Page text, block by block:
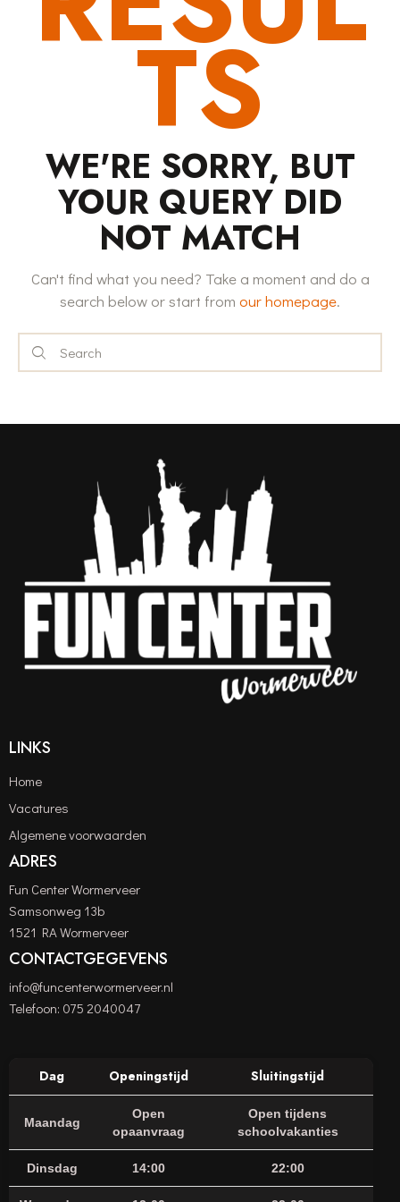
TS
WE'RE SORRY, BUT
YOUR QUERY DID
NOT MATCH
Can't find what you need? Take a moment and do a
search below or start from our homepage.
LINKS
Home
Vacatures
Algemene voorwaarden
ADRES
Fun Center Wormerveer
Samsonweg 13b
1521 RA Wormerveer
CONTACTGEGEVENS
info@funcenterwormerveer.nl
Telefoon: 075 2040047
Dag Openingstijd Sluitingstijd
Maandag
Open
opaanvraag
Open tijdens
schoolvakanties
Dinsdag 14:00 22:00